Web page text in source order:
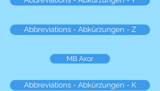
Abbreviations - Abkürzungen - Z
MB Axor
Abbreviations - Abkürzungen - K